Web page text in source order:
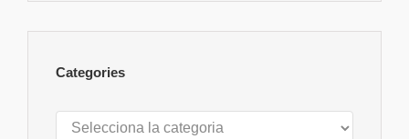
Categories
Categories